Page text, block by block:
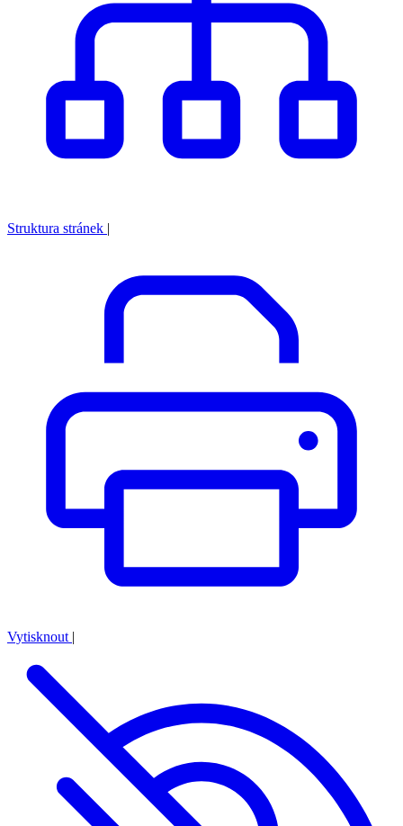
Struktura stránek |
Vytisknout |